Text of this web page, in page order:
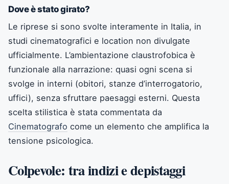
Dove è stato girato?
Le riprese si sono svolte interamente in Italia, in
studi cinematografici e location non divulgate
ufficialmente. L’ambientazione claustrofobica è
funzionale alla narrazione: quasi ogni scena si
svolge in interni (obitori, stanze d’interrogatorio,
uffici), senza sfruttare paesaggi esterni. Questa
scelta stilistica è stata commentata da
Cinematografo come un elemento che amplifica la
tensione psicologica.
Colpevole: tra indizi e depistaggi